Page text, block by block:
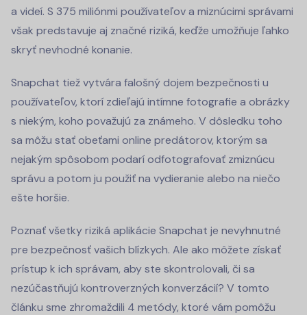
a videí. S 375 miliónmi používateľov a miznúcimi správami
však predstavuje aj značné riziká, keďže umožňuje ľahko
skryť nevhodné konanie.
Snapchat tiež vytvára falošný dojem bezpečnosti u
používateľov, ktorí zdieľajú intímne fotografie a obrázky
s niekým, koho považujú za známeho. V dôsledku toho
sa môžu stať obeťami online predátorov, ktorým sa
nejakým spôsobom podarí odfotografovať zmiznúcu
správu a potom ju použiť na vydieranie alebo na niečo
ešte horšie.
Poznať všetky riziká aplikácie Snapchat je nevyhnutné
pre bezpečnosť vašich blízkych. Ale ako môžete získať
prístup k ich správam, aby ste skontrolovali, či sa
nezúčastňujú kontroverzných konverzácií? V tomto
článku sme zhromaždili 4 metódy, ktoré vám pomôžu